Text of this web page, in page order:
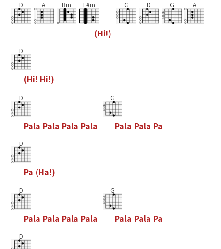
D A Bm F#m
(Hi!)
G D G A
D
(Hi! Hi!)
D
Pala Pala Pala Pala
G
Pala Pala Pa
D
Pa (Ha!)
D
Pala Pala Pala Pala
G
Pala Pala Pa
D